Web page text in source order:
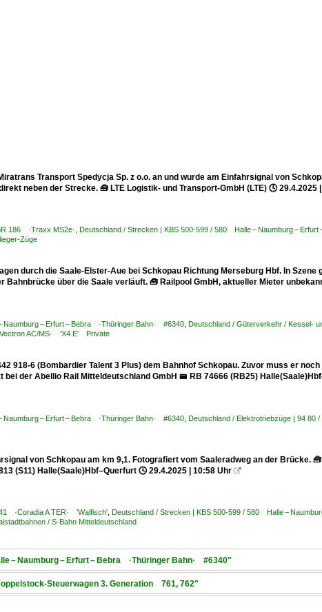
Transport Spedycja Sp. z o.o. an und wurde am Einfahrsignal von
neben der Strecke. 🧰 LTE Logistik- und Transport-GmbH (LTE) 🕓 29.4.2025
186 ·Traxx MS2e· Deutschland / Strecken | KBS 500-599 / 580 Halle – Naumburg –
Züge
durch die Saale-Elster-Aue bei Schkopau Richtung Merseburg Hbf. In Szene
Bahnbrücke über die Saale verläuft. 🧰 Railpool GmbH, aktueller Mieter
– Erfurt – Bebra ·Thüringer Bahn· #6340 Deutschland / Güterverkehr / Kessel-
AC/MS· 'X4 E' Private
918-6 (Bombardier Talent 3 Plus) dem Bahnhof Schkopau. Zuvor muss er
der Abellio Rail Mitteldeutschland GmbH 🚝 RB 74666 (RB25)
– Erfurt – Bebra ·Thüringer Bahn· #6340 Deutschland / Elektrotriebzüge | 94
von Schkopau am km 9,1. Fotografiert vom Saaleradweg an der Brücke.
(S11) Halle(Saale)Hbf–Querfurt 🕓 29.4.2025 | 10:58 Uhr 
·Coradia A TER· 'Walfisch' Deutschland / Strecken | KBS 500-599 / 580 Halle –
/ S-Bahn Mitteldeutschland
– Naumburg – Erfurt – Bebra ·Thüringer Bahn· #6340"
Steuerwagen 3. Generation 761, 762"